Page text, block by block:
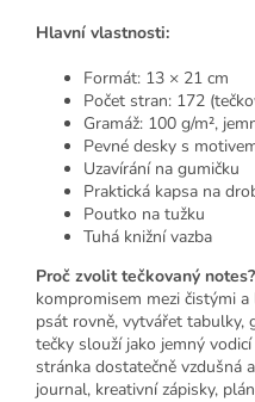
Hlavní vlastnosti:
Formát: 13 × 21 cm
Počet stran: 172
Gramáž: 100 g/m²,
Pevné desky s
Uzavírání na gumičku
Praktická kapsa na
Poutko na tužku
Tuhá knižní vazba
Proč zvolit tečkovaný notes?
kompromisem mezi čistými
psát rovně, vytvářet tabulky,
tečky slouží jako jemný
stránka dostatečně vzdušná
journal, kreativní zápisky,